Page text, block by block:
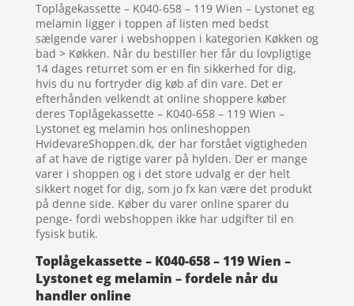
Toplågekassette – K040-658 – 119 Wien – Lystonet eg
melamin ligger i toppen af listen med bedst
sælgende varer i webshoppen i kategorien Køkken og
bad > Køkken. Når du bestiller her får du lovpligtige
14 dages returret som er en fin sikkerhed for dig,
hvis du nu fortryder dig køb af din vare. Det er
efterhånden velkendt at online shoppere køber
deres Toplågekassette – K040-658 – 119 Wien –
Lystonet eg melamin hos onlineshoppen
HvidevareShoppen.dk, der har forstået vigtigheden
af at have de rigtige varer på hylden. Der er mange
varer i shoppen og i det store udvalg er der helt
sikkert noget for dig, som jo fx kan være det produkt
på denne side. Køber du varer online sparer du
penge- fordi webshoppen ikke har udgifter til en
fysisk butik.
Toplågekassette – K040-658 – 119 Wien –
Lystonet eg melamin – fordele når du
handler online